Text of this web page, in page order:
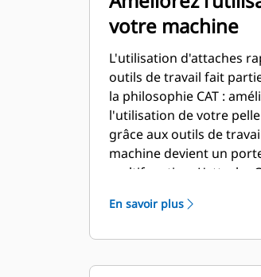
votre machine
L'utilisation d'attaches
outils de travail fait
la philosophie CAT :
l'utilisation de votre
grâce aux outils de
machine devient un
multifonction. L'attache
plus de 50 000 unités
elle peut être utilisée
En savoir plus